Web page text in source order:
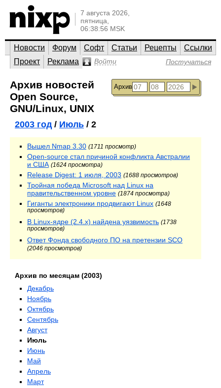
7 августа 2026,
пятница,
06:38:56 MSK
Новости Форум Софт Статьи Рецепты
Ссылки
Проект
Реклама Войти Постучаться
Архив
Архив новостей
Open Source,
GNU/Linux, UNIX
2003 год/ Июль / 2
Вышел Nmap 3.30 (1711 просмотр)
Open-source стал причиной конфликта Австралии
и США (1624 просмотра)
Release Digest: 1 июля, 2003 (1688 просмотров)
Тройная победа Microsoft над Linux на
правительственном уровне (1874 просмотра)
Гиганты электроники продвигают Linux (1648
просмотров)
В Linux-ядре (2.4.x) найдена уязвимость (1738
просмотров)
Ответ Фонда свободного ПО на претензии SCO
(2046 просмотров)
Архив по месяцам (2003)
Декабрь
Ноябрь
Октябрь
Сентябрь
Август
Июль
Июнь
Май
Апрель
Март